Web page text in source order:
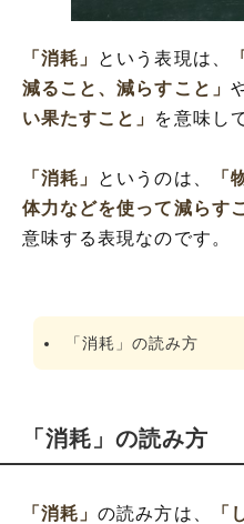
「消耗」の反対語
「消耗」の類語や
「消耗」の英語と解
「消耗」 という表現は、
減ること、減らすこと」
い果たすこと」 を意味し
「消耗」 というのは、
「
体力などを使って減らす
意味する表現なのです。
「消耗」の読み方
「消耗」の読み方
「消耗」の読み方は、 「